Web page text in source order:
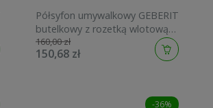
Półsyfon umywalkowy GEBERIT
butelkowy z rozetką wlotową
biały 151.035.11.1
160,00 zł
150,68 zł
-36%